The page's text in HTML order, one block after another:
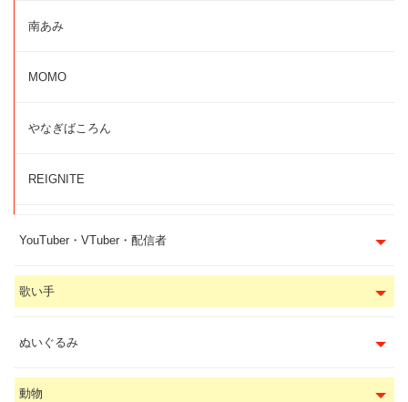
南あみ
MOMO
やなぎばころん
REIGNITE
YouTuber・VTuber・配信者
歌い手
ぬいぐるみ
動物